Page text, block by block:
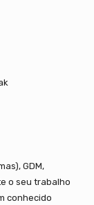
GDM,
o seu trabalho
conhecido